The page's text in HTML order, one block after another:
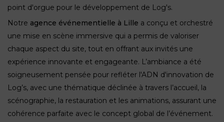
point d'orgue pour le développement de Log's.
Notre agence événementielle à Lille a conçu et orchestré
une mise en scène immersive qui a permis de valoriser
chaque aspect du site, tout en offrant aux invités une
expérience innovante et engageante. L’ambiance a été
soigneusement pensée pour refléter l'ADN d'innovation de
Log’s, avec une thématique déclinée à travers l’accueil, la
scénographie, la restauration et les animations, assurant une
cohérence parfaite avec le concept global de l’événement.